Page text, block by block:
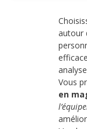
autour
Vous
en